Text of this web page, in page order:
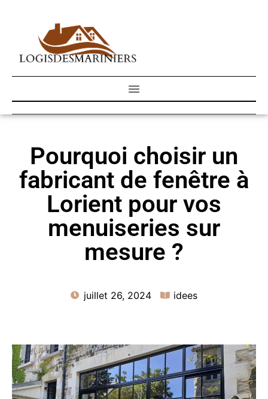
Pourquoi choisir un
fabricant de fenêtre à
Lorient pour vos
menuiseries sur
mesure ?
juillet 26, 2024 idees